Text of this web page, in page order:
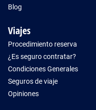
Blog
Viajes
Procedimiento reserva
¿Es seguro contratar?
Condiciones Generales
Seguros de viaje
Opiniones